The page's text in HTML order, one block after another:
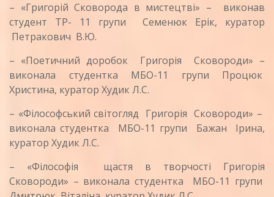
– «Григорій Сковорода в мистецтві» – виконав
студент ТР- 11 групи Семенюк Ерік, куратор
Петракович В.Ю.
– «Поетичний доробок Григорія Сковороди» –
виконала студентка МБО-11 групи Процюк
Христина, куратор Худик Л.С.
– «Філософський світогляд Григорія Сковороди» –
виконала студентка МБО-11 групи Бажан Ірина,
куратор Худик Л.С.
– «Філософія щастя в творчості Григорія
Сковороди» – виконала студентка МБО-11 групи